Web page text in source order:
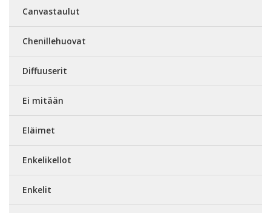
Canvastaulut
Chenillehuovat
Diffuuserit
Ei mitään
Eläimet
Enkelikellot
Enkelit